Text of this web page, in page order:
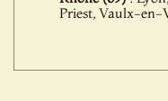
Priest, Vaulx-en-